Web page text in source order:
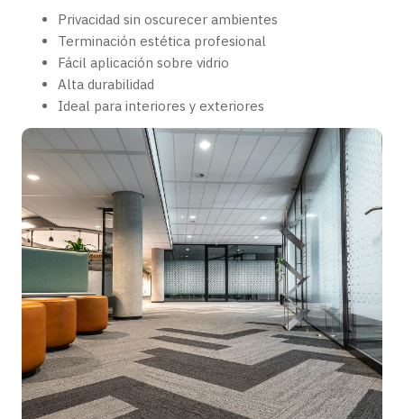
Privacidad sin oscurecer ambientes
Terminación estética profesional
Fácil aplicación sobre vidrio
Alta durabilidad
Ideal para interiores y exteriores